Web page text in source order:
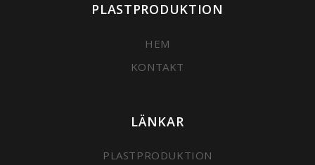
PLASTPRODUKTION
HEM
KONTAKT
LÄNKAR
PLASTPRODUKTION